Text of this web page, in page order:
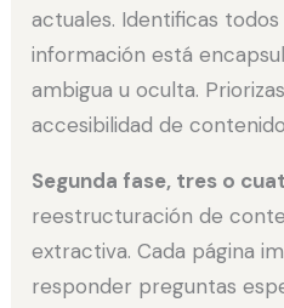
actuales. Identificas
información está
ambigua u oculta.
accesibilidad de
Segunda fase, tres o
reestructuración de
extractiva. Cada página
responder preguntas